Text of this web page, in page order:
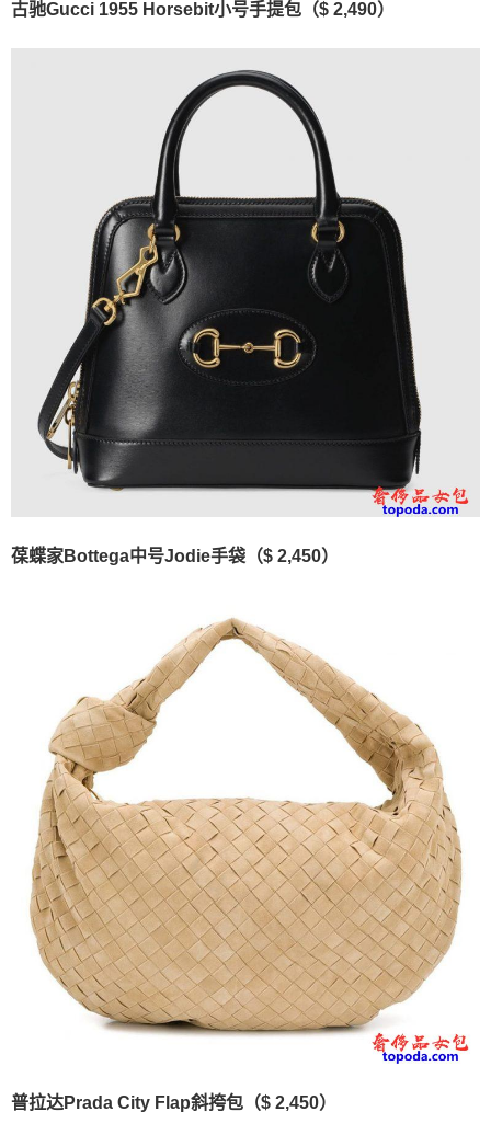
古驰Gucci 1955 Horsebit小号手提包（$ 2,490）
葆蝶家Bottega中号Jodie手袋（$ 2,450）
普拉达Prada City Flap斜挎包（$ 2,450）